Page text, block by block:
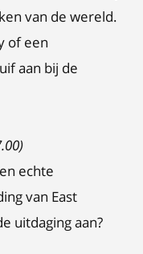
van de wereld.
of een
aan bij de
echte
van East
uitdaging aan?